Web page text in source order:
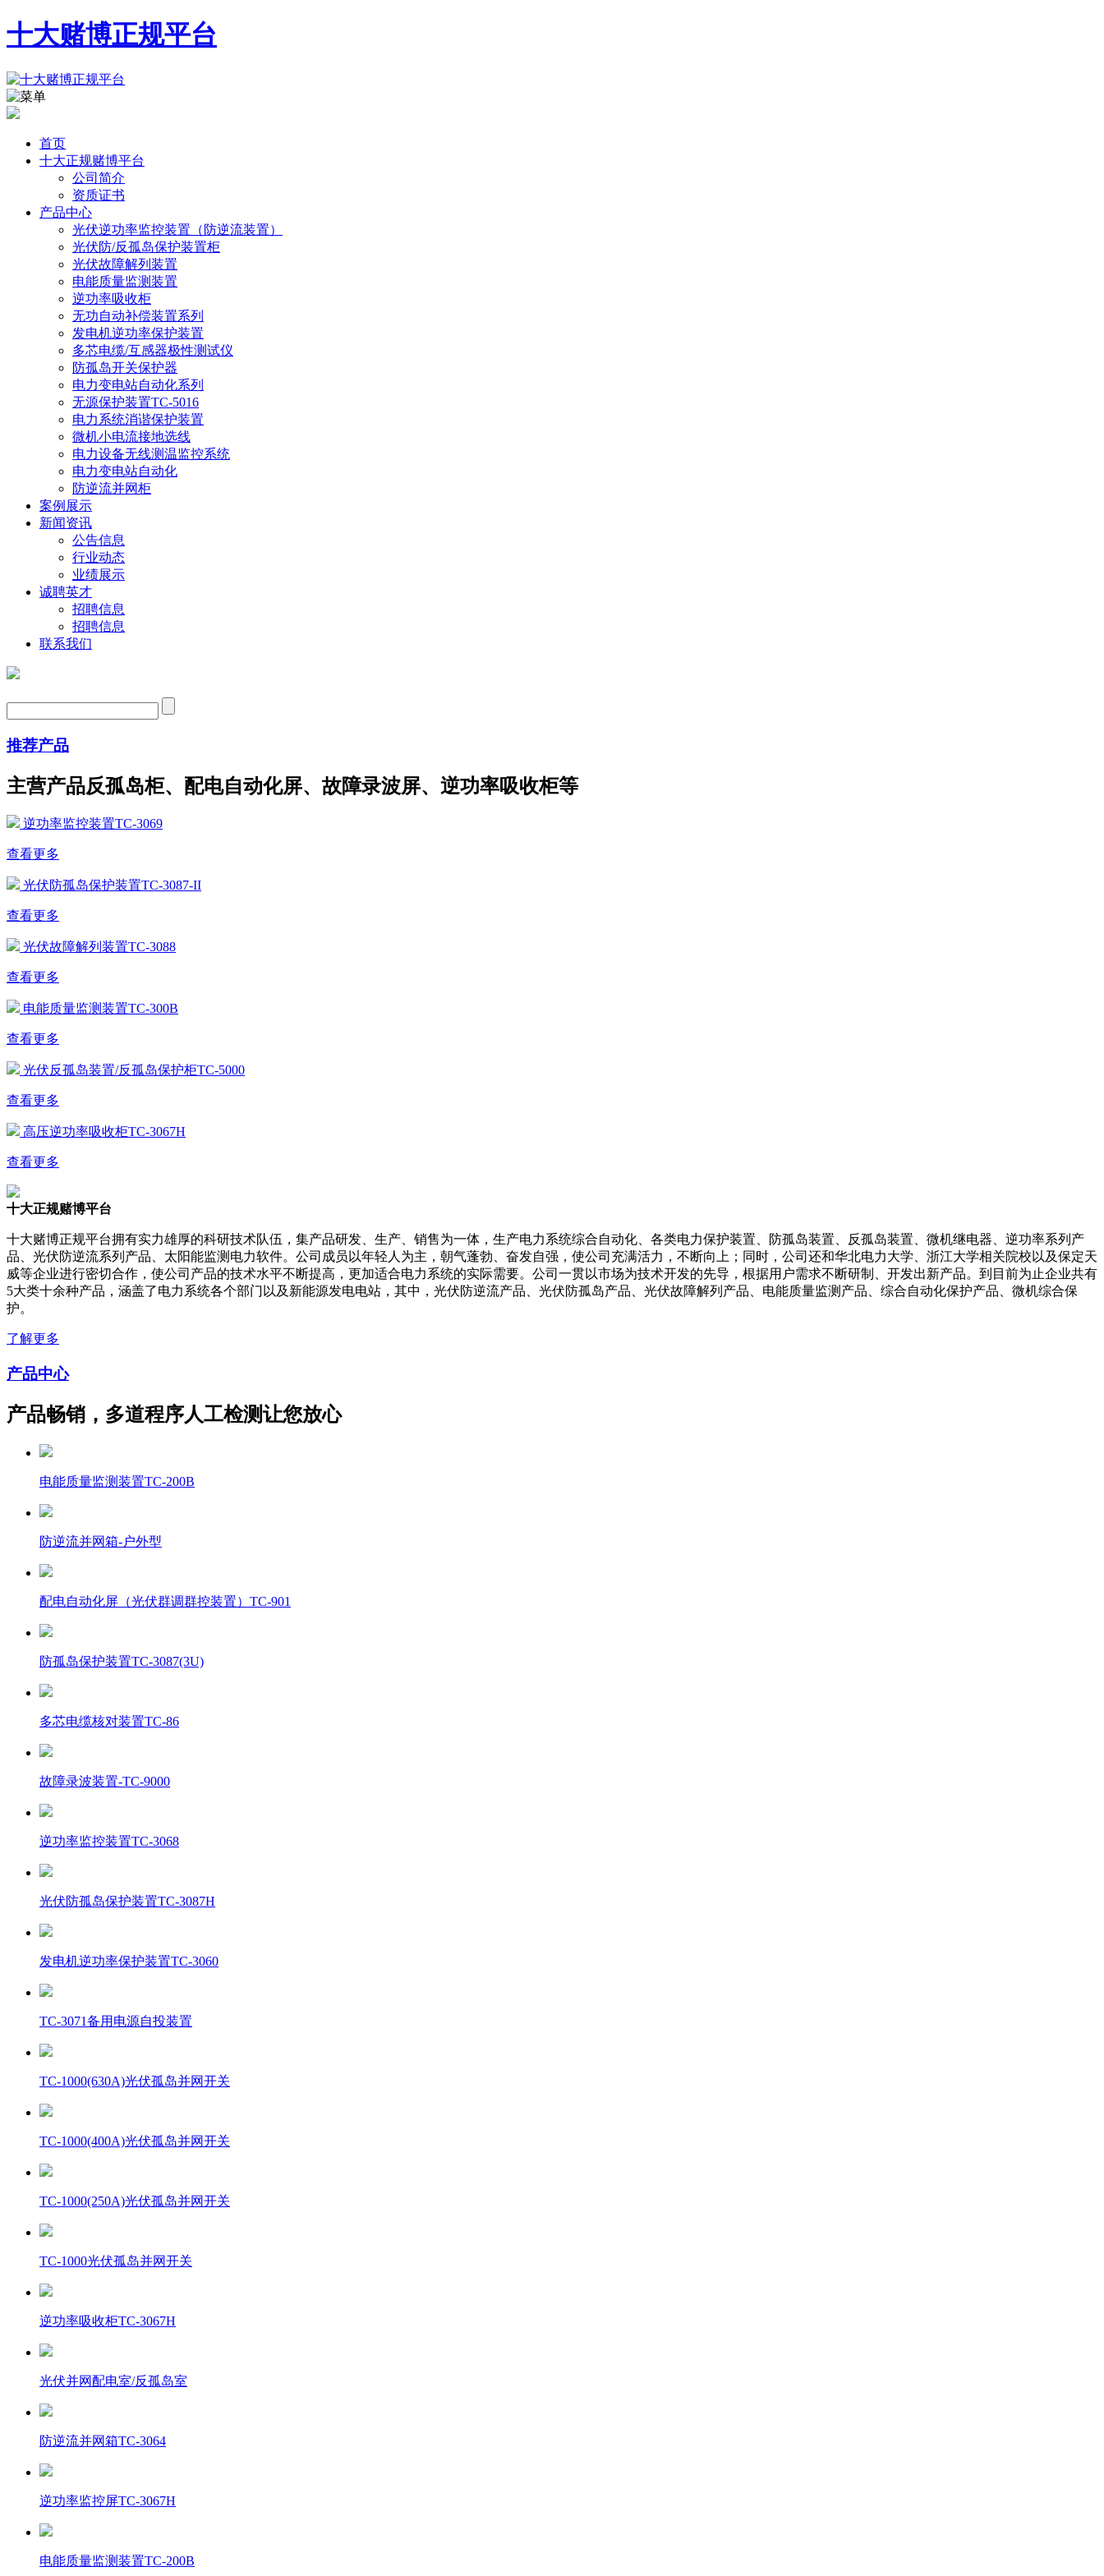
十大赌博正规平台
首页
十大正规赌博平台
公司简介
资质证书
产品中心
光伏逆功率监控装置（防逆流装置）
光伏防/反孤岛保护装置柜
光伏故障解列装置
电能质量监测装置
逆功率吸收柜
无功自动补偿装置系列
发电机逆功率保护装置
多芯电缆/互感器极性测试仪
防孤岛开关保护器
电力变电站自动化系列
无源保护装置TC-5016
电力系统消谐保护装置
微机小电流接地选线
电力设备无线测温监控系统
电力变电站自动化
防逆流并网柜
案例展示
新闻资讯
公告信息
行业动态
业绩展示
诚聘英才
招聘信息
招聘信息
联系我们
推荐产品
主营产品反孤岛柜、配电自动化屏、故障录波屏、逆功率吸收柜等
逆功率监控装置TC-3069
查看更多
光伏防孤岛保护装置TC-3087-II
查看更多
光伏故障解列装置TC-3088
查看更多
电能质量监测装置TC-300B
查看更多
光伏反孤岛装置/反孤岛保护柜TC-5000
查看更多
高压逆功率吸收柜TC-3067H
查看更多
十大正规赌博平台
十大赌博正规平台拥有实力雄厚的科研技术队伍，集产品研发、生产、销售为一体，生产电力系统综合自动化、各类电力保护装置、防孤岛装置、反孤岛装置、微机继电器、逆功率系列产
品、光伏防逆流系列产品、太阳能监测电力软件。公司成员以年轻人为主，朝气蓬勃、奋发自强，使公司充满活力，不断向上；同时，公司还和华北电力大学、浙江大学相关院校以及保定天
威等企业进行密切合作，使公司产品的技术水平不断提高，更加适合电力系统的实际需要。公司一贯以市场为技术开发的先导，根据用户需求不断研制、开发出新产品。到目前为止企业共有
5大类十余种产品，涵盖了电力系统各个部门以及新能源发电电站，其中，光伏防逆流产品、光伏防孤岛产品、光伏故障解列产品、电能质量监测产品、综合自动化保护产品、微机综合保
护。
了解更多
产品中心
产品畅销，多道程序人工检测让您放心
电能质量监测装置TC-200B
防逆流并网箱-户外型
配电自动化屏（光伏群调群控装置）TC-901
防孤岛保护装置TC-3087(3U)
多芯电缆核对装置TC-86
故障录波装置-TC-9000
逆功率监控装置TC-3068
光伏防孤岛保护装置TC-3087H
发电机逆功率保护装置TC-3060
TC-3071备用电源自投装置
TC-1000(630A)光伏孤岛并网开关
TC-1000(400A)光伏孤岛并网开关
TC-1000(250A)光伏孤岛并网开关
TC-1000光伏孤岛并网开关
逆功率吸收柜TC-3067H
光伏并网配电室/反孤岛室
防逆流并网箱TC-3064
逆功率监控屏TC-3067H
电能质量监测装置TC-200B